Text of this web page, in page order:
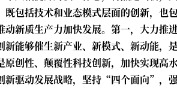
包括技术和业态模式层面的创新，也
新质生产力加快发展。第一，大力推
能够催生新产业、新模式、新动能，
创性、颠覆性科技创新，加快实现高
新驱动发展战略，坚持“四个面向”，